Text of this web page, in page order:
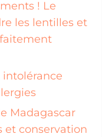
! Le
les lentilles et
Madagascar
et conservation